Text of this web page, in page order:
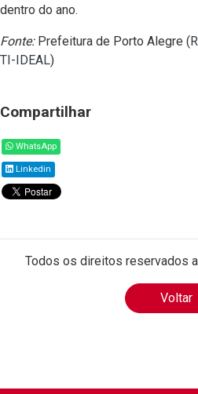
dentro do ano.
Fonte:Prefeitura de Porto Alegre (
TI-IDEAL)
Compartilhar
WhatsApp
Linkedin
Todos os direitos reservados
Voltar